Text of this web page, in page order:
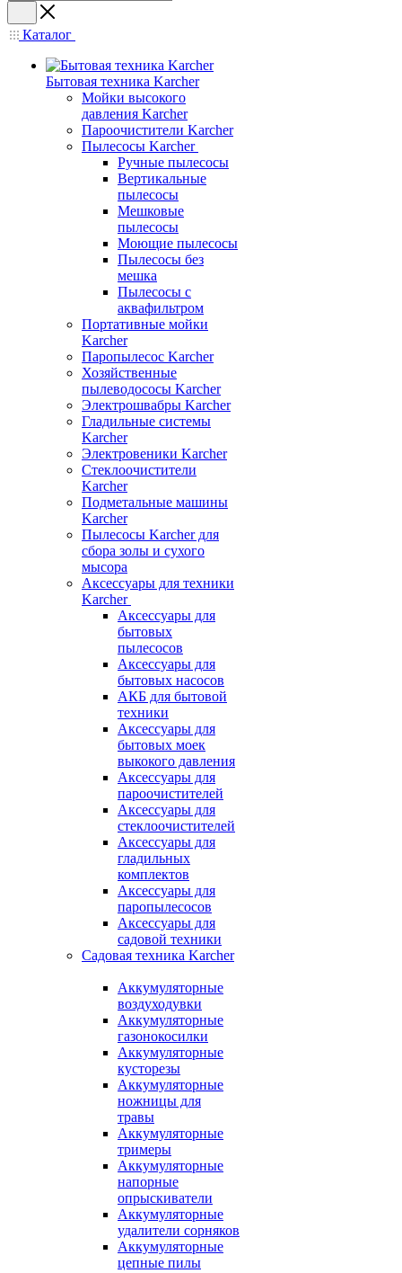
Каталог
Бытовая техника Karcher
Мойки высокого
давления Karcher
Пароочистители Karcher
Пылесосы Karcher
Ручные пылесосы
Вертикальные
пылесосы
Мешковые
пылесосы
Моющие пылесосы
Пылесосы без
мешка
Пылесосы с
аквафильтром
Портативные мойки
Karcher
Паропылесос Karcher
Хозяйственные
пылеводососы Karcher
Электрошвабры Karcher
Гладильные системы
Karcher
Электровеники Karcher
Стеклоочистители
Karcher
Подметальные машины
Karcher
Пылесосы Karcher для
сбора золы и сухого
мысора
Аксессуары для техники
Karcher
Аксессуары для
бытовых
пылесосов
Аксессуары для
бытовых насосов
АКБ для бытовой
техники
Аксессуары для
бытовых моек
выкокого давления
Аксессуары для
пароочистителей
Аксессуары для
стеклоочистителей
Аксессуары для
гладильных
комплектов
Аксессуары для
паропылесосов
Аксессуары для
садовой техники
Садовая техника Karcher
Аккумуляторные
воздуходувки
Аккумуляторные
газонокосилки
Аккумуляторные
кусторезы
Аккумуляторные
ножницы для
травы
Аккумуляторные
тримеры
Аккумуляторные
напорные
опрыскиватели
Аккумуляторные
удалители сорняков
Аккумуляторные
цепные пилы